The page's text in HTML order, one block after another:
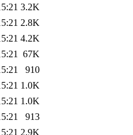
3.2K
2.8K
4.2K
67K
910
1.0K
1.0K
913
2.9K